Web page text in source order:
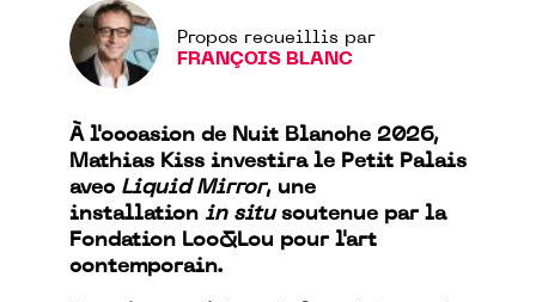
Propos recueillis par
FRANÇOIS BLANC
À l'occasion de Nuit Blanche 2026,
Mathias Kiss investira le Petit Palais
avec Liquid Mirror, une
installation in situsoutenue par la
Fondation Loo&Lou pour l'art
contemporain.